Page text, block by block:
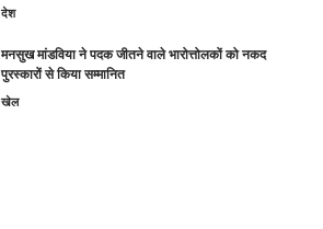
देश
मनसुख मांडविया ने पदक जीतने वाले भारोत्तोलकों को नकद
पुरस्कारों से किया सम्मानित
खेल